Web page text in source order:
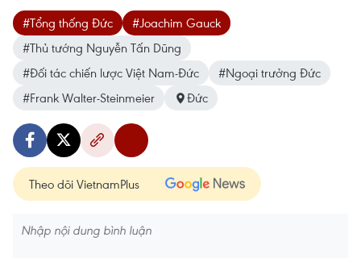
#Tổng thống Đức
#Joachim Gauck
#Thủ tướng Nguyễn Tấn Dũng
#Đối tác chiến lược Việt Nam-Đức
#Ngoại trưởng Đức
#Frank Walter-Steinmeier
Đức
Theo dõi VietnamPlus